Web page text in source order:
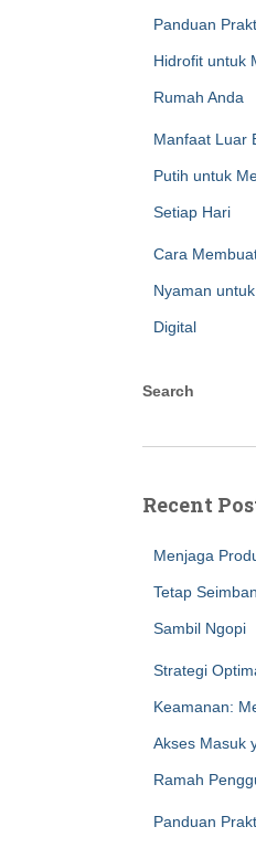
Panduan
Hidrofit untuk
Rumah Anda
Manfaat Luar
Putih untuk
Setiap Hari
Cara
Nyaman
Digital
Search
Recent
Menjaga
Tetap
Sambil Ngopi
Strategi
Keamanan:
Akses Masuk
Ramah
Panduan